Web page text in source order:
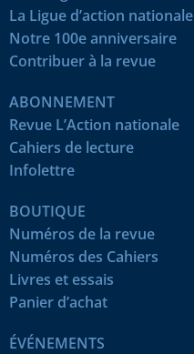
La Ligue d’action nationale
Notre 100e anniversaire
Contribuer à la revue
ABONNEMENT
Revue L’Action nationale
Cahiers de lecture
Infolettre
BOUTIQUE
Numéros de la revue
Numéros des Cahiers
Livres et essais
Panier d’achat
ÉVÉNEMENTS